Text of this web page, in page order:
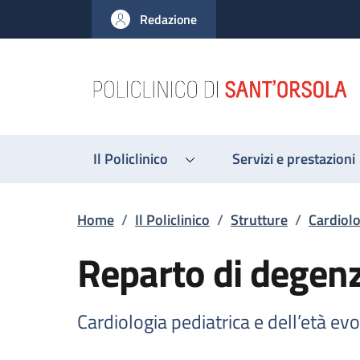
al contenuto principale
to footer content
Redazione
Il Policlinico Servizi e prestazioni
Briciole di pane
Home / Il Policlinico / Strutture /
Reparto di
Cardiologia pediatrica e dell’età